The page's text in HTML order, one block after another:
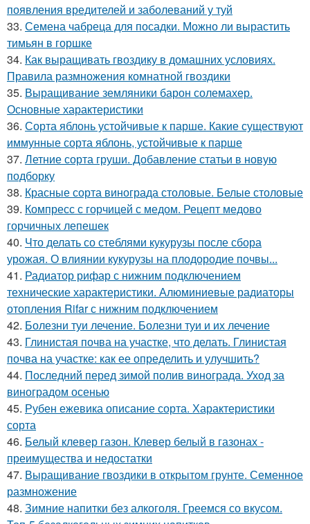
появления вредителей и заболеваний у туй
33. Семена чабреца для посадки. Можно ли вырастить
тимьян в горшке
34. Как выращивать гвоздику в домашних условиях.
Правила размножения комнатной гвоздики
35. Выращивание земляники барон солемахер.
Основные характеристики
36. Сорта яблонь устойчивые к парше. Какие существуют
иммунные сорта яблонь, устойчивые к парше
37. Летние сорта груши. Добавление статьи в новую
подборку
38. Красные сорта винограда столовые. Белые столовые
39. Компресс с горчицей с медом. Рецепт медово
горчичных лепешек
40. Что делать со стеблями кукурузы после сбора
урожая. О влиянии кукурузы на плодородие почвы...
41. Радиатор рифар с нижним подключением
технические характеристики. Алюминиевые радиаторы
отопления Rifar с нижним подключением
42. Болезни туи лечение. Болезни туи и их лечение
43. Глинистая почва на участке, что делать. Глинистая
почва на участке: как ее определить и улучшить?
44. Последний перед зимой полив винограда. Уход за
виноградом осенью
45. Рубен ежевика описание сорта. Характеристики
сорта
46. Белый клевер газон. Клевер белый в газонах -
преимущества и недостатки
47. Выращивание гвоздики в открытом грунте. Семенное
размножение
48. Зимние напитки без алкоголя. Греемся со вкусом.